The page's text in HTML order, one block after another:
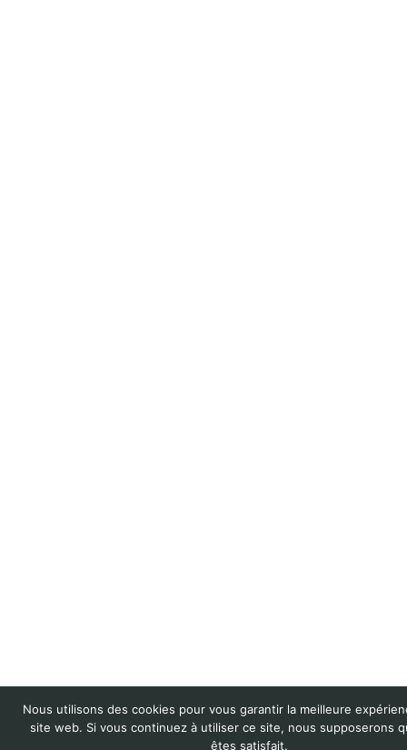
Nous utilisons des cookies pour vous garantir la meilleure
site web. Si vous continuez à utiliser ce site, nous supposerons
êtes satisfait.